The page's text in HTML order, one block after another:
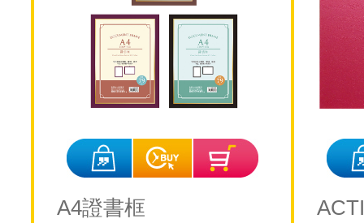
A4證書框